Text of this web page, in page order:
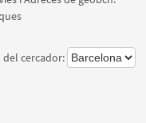
cercador: